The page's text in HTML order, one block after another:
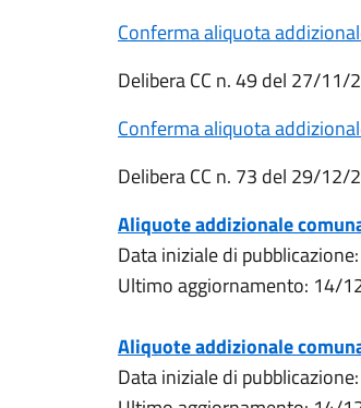
Conferma aliquota
Delibera CC n. 49 del 27/11/
Conferma aliquota
Delibera CC n. 73 del 29/12/
Aliquote addizionale
Data iniziale di
Ultimo aggiornamento: 14/
Aliquote addizionale
Data iniziale di